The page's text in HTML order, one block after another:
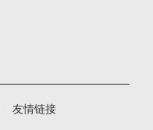
友情链接